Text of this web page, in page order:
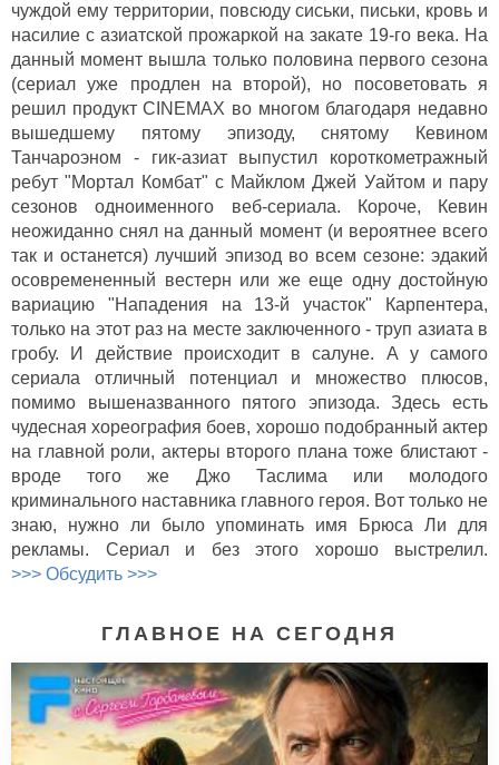
чуждой ему территории, повсюду сиськи, письки, кровь и
насилие с азиатской прожаркой на закате 19-го века. На
данный момент вышла только половина первого сезона
(сериал уже продлен на второй), но посоветовать я
решил продукт CINEMAX во многом благодаря недавно
вышедшему пятому эпизоду, снятому Кевином
Танчароэном - гик-азиат выпустил короткометражный
ребут "Мортал Комбат" с Майклом Джей Уайтом и пару
сезонов одноименного веб-сериала. Короче, Кевин
неожиданно снял на данный момент (и вероятнее всего
так и останется) лучший эпизод во всем сезоне: эдакий
осовремененный вестерн или же еще одну достойную
вариацию "Нападения на 13-й участок" Карпентера,
только на этот раз на месте заключенного - труп азиата в
гробу. И действие происходит в салуне. А у самого
сериала отличный потенциал и множество плюсов,
помимо вышеназванного пятого эпизода. Здесь есть
чудесная хореография боев, хорошо подобранный актер
на главной роли, актеры второго плана тоже блистают -
вроде того же Джо Таслима или молодого
криминального наставника главного героя. Вот только не
знаю, нужно ли было упоминать имя Брюса Ли для
рекламы. Сериал и без этого хорошо выстрелил.
>>> Обсудить >>>
ГЛАВНОЕ НА СЕГОДНЯ